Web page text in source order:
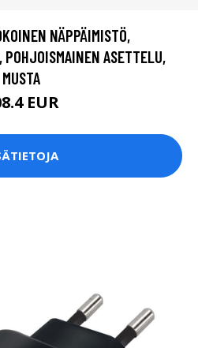
NÄPPÄIMISTÖ,
ASETTELU,
MUSTA
EUR